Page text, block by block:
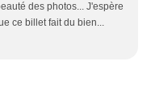
des photos... J'espère
ce billet fait du bien...